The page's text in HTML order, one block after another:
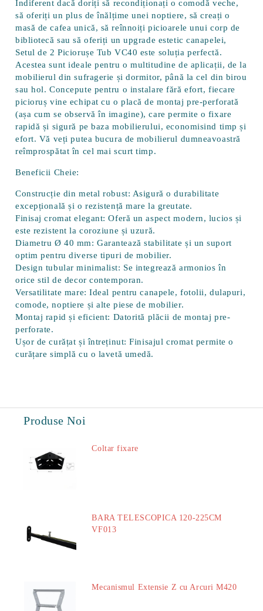
Indiferent dacă doriți să recondiționați o comodă veche,
să oferiți un plus de înălțime unei noptiere, să creați o
masă de cafea unică, să reînnoiți picioarele unui corp de
bibliotecă sau să oferiți un upgrade estetic canapelei,
Setul de 2 Piciorușe Tub VC40 este soluția perfectă.
Acestea sunt ideale pentru o multitudine de aplicații, de la
mobilierul din sufragerie și dormitor, până la cel din birou
sau hol. Concepute pentru o instalare fără efort, fiecare
picioruș vine echipat cu o placă de montaj pre-perforată
(așa cum se observă în imagine), care permite o fixare
rapidă și sigură pe baza mobilierului, economisind timp și
efort. Vă veți putea bucura de mobilierul dumneavoastră
reîmprospătat în cel mai scurt timp.
Beneficii Cheie:
Construcție din metal robust: Asigură o durabilitate
excepțională și o rezistență mare la greutate.
Finisaj cromat elegant: Oferă un aspect modern, lucios și
este rezistent la coroziune și uzură.
Diametru Ø 40 mm: Garantează stabilitate și un suport
optim pentru diverse tipuri de mobilier.
Design tubular minimalist: Se integrează armonios în
orice stil de decor contemporan.
Versatilitate mare: Ideal pentru canapele, fotolii, dulapuri,
comode, noptiere și alte piese de mobilier.
Montaj rapid și eficient: Datorită plăcii de montaj pre-
perforate.
Ușor de curățat și întreținut: Finisajul cromat permite o
curățare simplă cu o lavetă umedă.
Produse Noi
Coltar fixare
BARA TELESCOPICA 120-225CM
VF013
Mecanismul Extensie Z cu Arcuri M420